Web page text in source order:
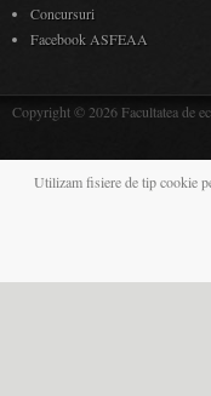
Concursuri
Facebook ASFEAA
Copyright © 2026 Facultatea de
Utilizam fisiere de tip cookie